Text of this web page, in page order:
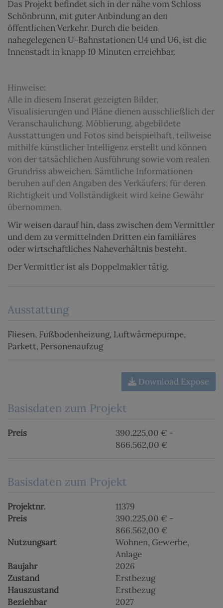
Das Projekt befindet sich in der nähe vom Schloss
Schönbrunn, mit guter Anbindung an den
öffentlichen Verkehr. Durch die beiden
nahegelegenen U-Bahnstationen U4 und U6, ist die
Innenstadt in knapp 10 Minuten erreichbar.
Hinweise:
Alle in diesem Inserat gezeigten Bilder,
Visualisierungen und Pläne dienen ausschließlich der
Veranschaulichung. Möblierung, abgebildete
Ausstattungen und Fotos sind beispielhaft, teilweise
mithilfe künstlicher Intelligenz erstellt und können
von der tatsächlichen Ausführung sowie vom realen
Grundriss abweichen. Sämtliche Informationen
beruhen auf den Angaben des Verkäufers; für deren
Richtigkeit und Vollständigkeit wird keine Gewähr
übernommen.
Wir weisen darauf hin, dass zwischen dem Vermittler
und dem zu vermittelnden Dritten ein familiäres
oder wirtschaftliches Naheverhältnis besteht.
Der Vermittler ist als Doppelmakler tätig.
Ausstattung
Fliesen Fußbodenheizung Luftwärmepumpe
Parkett Personenaufzug
Download Expose
Basisdaten zum Projekt
Preis
390.225,00 € -
866.562,00 €
Basisdaten zum Projekt
Projektnr.
11379
Preis
390.225,00 € -
866.562,00 €
Nutzungsart
Wohnen Gewerbe
Anlage
Baujahr
2026
Zustand
Erstbezug
Hauszustand
Erstbezug
Beziehbar
2027